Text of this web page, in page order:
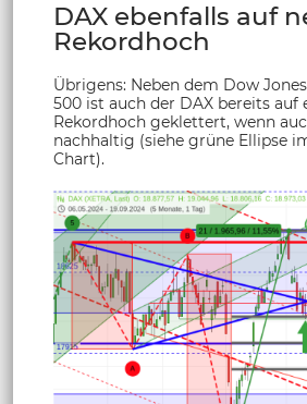
DAX ebenfalls auf
Rekordhoch
Übrigens: Neben dem Dow
500 ist auch der DAX bereits auf
Rekordhoch geklettert, wenn
nachhaltig (siehe grüne Ellipse
Chart).